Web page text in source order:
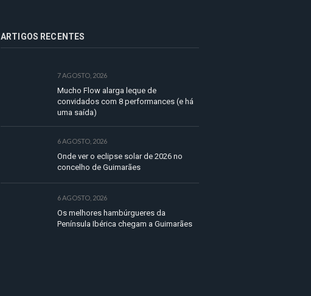
ARTIGOS RECENTES
7 AGOSTO, 2026
Mucho Flow alarga leque de
convidados com 8 performances (e há
uma saída)
6 AGOSTO, 2026
Onde ver o eclipse solar de 2026 no
concelho de Guimarães
6 AGOSTO, 2026
Os melhores hambúrgueres da
Península Ibérica chegam a Guimarães